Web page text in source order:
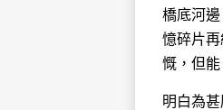
橋底河
憶碎片
慨，但
明白為